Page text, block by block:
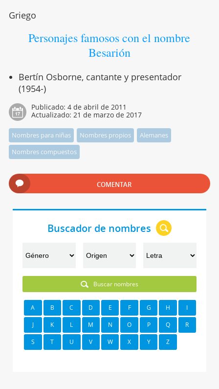
Griego
Personajes famosos con el nombre
Besarión
Bertín Osborne, cantante y presentador
(1954-)
Publicado: 4 de abril de 2011
Actualizado: 21 de marzo de 2017
Nombres para niñas Nombres propios
Alemanes
Nombres compuestos
COMENTAR
Buscador de nombres
Buscar nombres
A B C D E F G H I
J K L M N O P Q R
S T U V W X Y Z